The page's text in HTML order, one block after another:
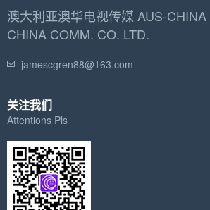
澳大利亚澳华电视传媒 AUS-
CHINA COMM. CO. LTD.
jamescgren88@163.com
关注我们
Attentions Pls